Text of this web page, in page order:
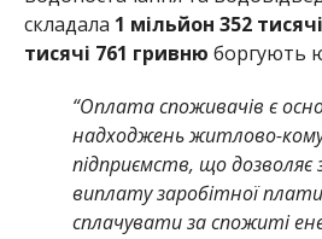
складала 1 мільйон 352
тисячі 761 гривню боргують
“Оплата споживачів є
надходжень житлово-
підприємств, що дозволяє
виплату заробітної
сплачувати за спожиті